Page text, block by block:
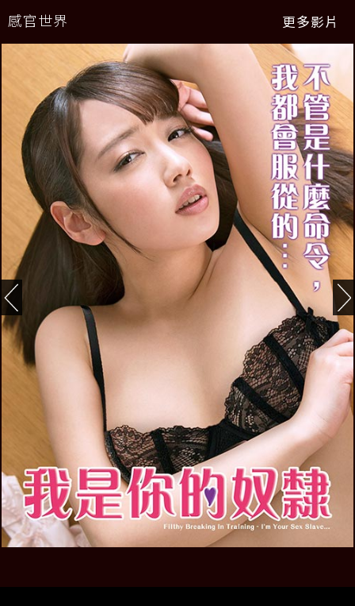
感官世界 更多影片